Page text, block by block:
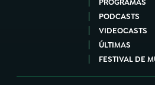
PROGRAMAS
PODCASTS
VIDEOCASTS
ÚLTIMAS
FESTIVAL DE